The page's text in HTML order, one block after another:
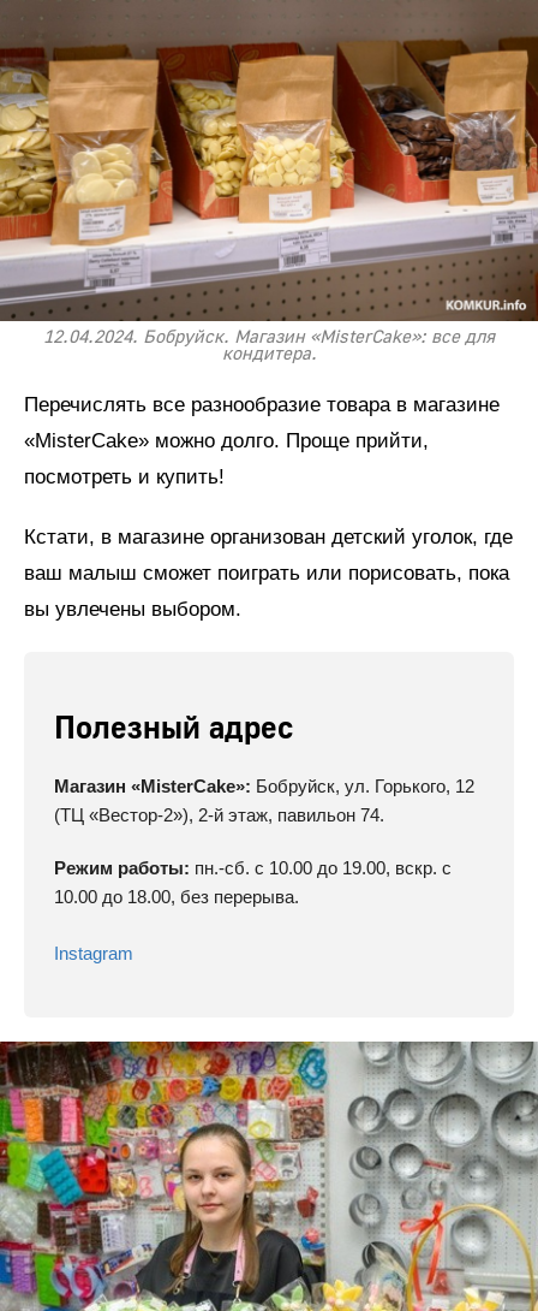
12.04.2024. Бобруйск. Магазин «MisterCake»: все для
кондитера.
Перечислять все разнообразие товара в магазине
«MisterCake» можно долго. Проще прийти,
посмотреть и купить!
Кстати, в магазине организован детский уголок, где
ваш малыш сможет поиграть или порисовать, пока
вы увлечены выбором.
Полезный адрес
Магазин «MisterCake»: Бобруйск, ул. Горького, 12
(ТЦ «Вестор-2»), 2-й этаж, павильон 74.
Режим работы: пн.-сб. с 10.00 до 19.00, вскр. с
10.00 до 18.00, без перерыва.
Instagram